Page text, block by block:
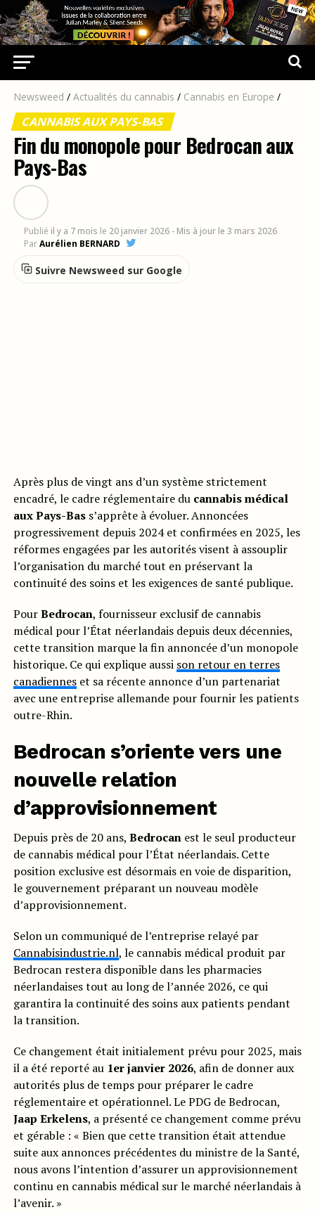
Newsweed / Actualités du cannabis / Cannabis en Europe /
CANNABIS AUX PAYS-BAS
Fin du monopole pour Bedrocan aux
Pays-Bas
Publié il y a 7 mois le 20 janvier 2026 - Mis à jour le 3 mars 2026
ParAurélien BERNARD
Suivre Newsweed sur Google
Après plus de vingt ans d’un système strictement
encadré, le cadre réglementaire du cannabis médical
aux Pays-Bass’apprête à évoluer. Annoncées
progressivement depuis 2024 et confirmées en 2025, les
réformes engagées par les autorités visent à assouplir
l’organisation du marché tout en préservant la
continuité des soins et les exigences de santé publique.
PourBedrocan, fournisseur exclusif de cannabis
médical pour l’État néerlandais depuis deux décennies,
cette transition marque la fin annoncée d’un monopole
historique. Ce qui explique aussi son retour en terres
canadienneset sa récente annonce d’un partenariat
avec une entreprise allemande pour fournir les patients
outre-Rhin.
Bedrocan s’oriente vers une
nouvelle relation
d’approvisionnement
Depuis près de 20 ans, Bedrocanest le seul producteur
de cannabis médical pour l’État néerlandais. Cette
position exclusive est désormais en voie de disparition,
le gouvernement préparant un nouveau modèle
d’approvisionnement.
Selon un communiqué de l’entreprise relayé par
Cannabisindustrie.nl, le cannabis médical produit par
Bedrocan restera disponible dans les pharmacies
néerlandaises tout au long de l’année 2026, ce qui
garantira la continuité des soins aux patients pendant
la transition.
Ce changement était initialement prévu pour 2025, mais
il a été reporté au 1er janvier 2026, afin de donner aux
autorités plus de temps pour préparer le cadre
réglementaire et opérationnel. Le PDG de Bedrocan,
Jaap Erkelens, a présenté ce changement comme prévu
et gérable : « Bien que cette transition était attendue
suite aux annonces précédentes du ministre de la Santé,
nous avons l’intention d’assurer un approvisionnement
continu en cannabis médical sur le marché néerlandais à
l’avenir. »